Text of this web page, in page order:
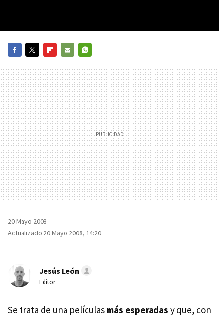
MAIL
20 Mayo 2008
Actualizado 20 Mayo 2008, 14:20
Jesús León
Editor
Se trata de una películas más esperadas y que, con